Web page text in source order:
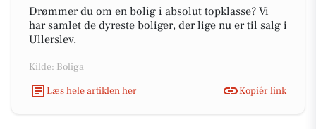
Drømmer du om en bolig i absolut topklasse? Vi
har samlet de dyreste boliger, der lige nu er til salg i
Ullerslev.
Kilde: Boliga
Læs hele artiklen her
Kopiér link